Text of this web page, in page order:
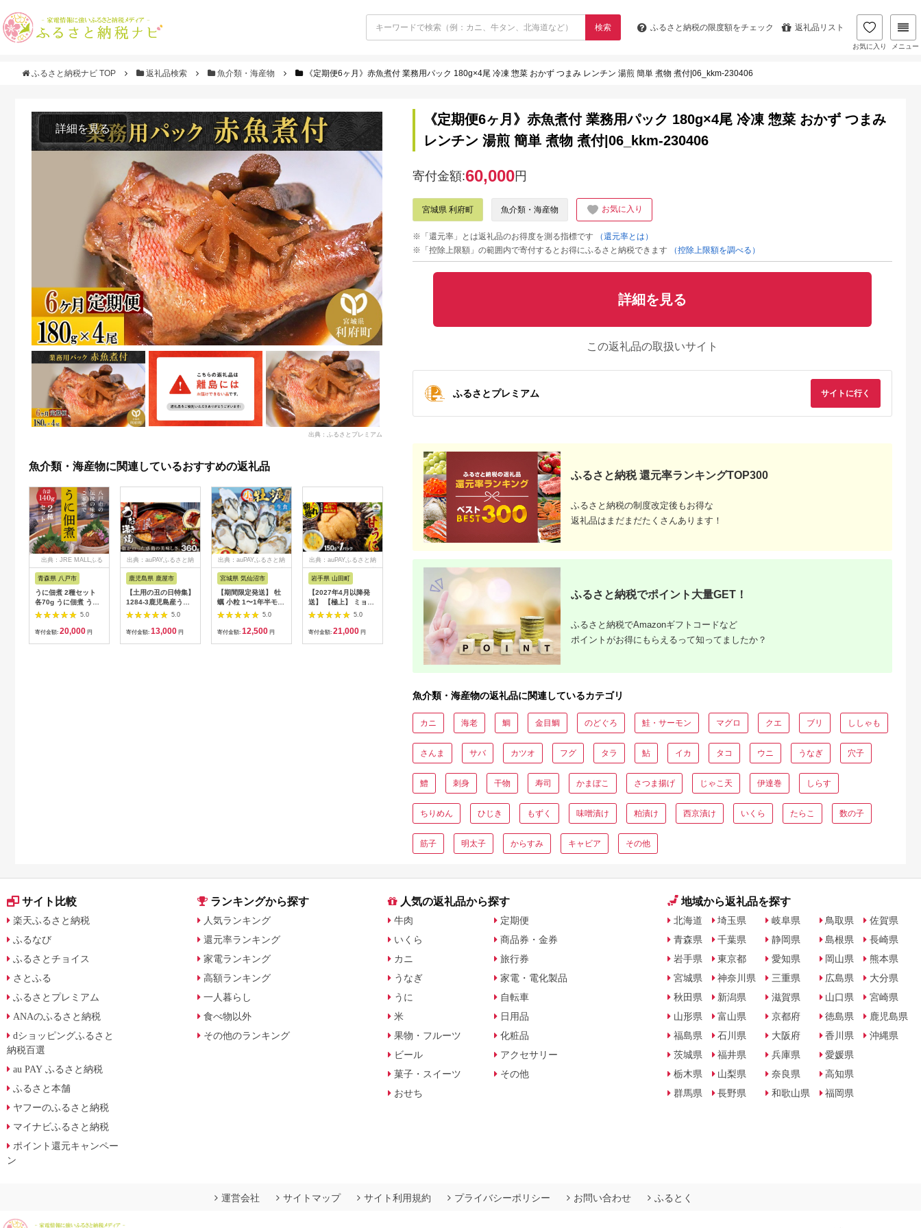
検索 ふるさと納税の限度額をチェック 返礼品リスト
お気に入り メニュー
ふるさと納税ナビ TOP 返礼品検索 魚介類・海産物 《定期便6ヶ月》赤魚煮付 業務用パック 180g×4尾 冷凍 惣菜 おかず つまみ レンチン 湯煎 簡単 煮物 煮付|06_kkm-230406
詳細を見る
出典：ふるさとプレミアム
魚介類・海産物に関連しているおすすめの返礼品
出典：JRE MALLふる
さと納税
青森県 八戸市
うに佃煮 2種セット
各70g うに佃煮 うに
佃煮ゆず香味
5.0
寄付金額: 20,000 円
出典：auPAYふるさと納
税
鹿児島県 鹿屋市
【土用の丑の日特集】
1284-3鹿児島産うな
ぎ 合計
360g（180g×2尾）
清らかな地下水育
5.0
寄付金額: 13,000 円
出典：auPAYふるさと納
税
宮城県 気仙沼市
【期間限定発送】 牡
蠣 小粒 1〜1年半モノ
生食 殻付き牡蠣 約
2kg (約16〜22個入)
[住喜水産 宮城県 気仙
5.0
寄付金額: 12,500 円
出典：auPAYふるさと納
税
岩手県 山田町
【2027年4月以降発
送】 【極上】 ミョウ
バン不使用 国産 甘う
に 150g×1パック 三
陸産 川石水産 三陸山
5.0
寄付金額: 21,000 円
出典：auPAYふるさと納
税
北海道 えりも町
えりも【マルデン特
製】北海道産鮭ジャー
キー(チーズ入り）
80g×5袋【er002-
5.0
11,000 円
出典：ふるさとプレミ
佐賀県 上峰町
ット 一汐さば おろし
大根付き F-1255.0
寄付金額:42,000円
出典：ふるなび
北海道産ほっけ一夜干
し(450～499g)×3枚_
の至宝 ホッケ 干物 焼
魚 焼き魚 白身魚 セッ
ト ひもの 魚干物 一人
島】【1548439】
17,000
出典：ふるなび
天然 クエ 鍋セット
600g 冷凍 クエ
25,000
出典：auPAYふるさと納
まみ 晩酌 贈答 お土産
出典：auPAYふるさと
《定期便6ヶ月》赤魚煮付 業務用パック 180g×4尾 冷凍 惣菜 おかず つまみ
レンチン 湯煎 簡単 煮物 煮付|06_kkm-230406
寄付金額:60,000円
宮城県 利府町 魚介類・海産物 お気に入り
※「還元率」とは返礼品のお得度を測る指標です
（還元率とは）
※「控除上限額」の範囲内で寄付するとお得にふるさと納税できます
（控除上限額を調べる）
詳細を見る
この返礼品の取扱いサイト
ふるさとプレミアム サイトに行く
ふるさと納税 還元率ランキングTOP300
ふるさと納税の制度改定後もお得な
返礼品はまだまだたくさんあります！
ふるさと納税でポイント大量GET！
ふるさと納税でAmazonギフトコードなど
ポイントがお得にもらえるって知ってましたか？
魚介類・海産物の返礼品に関連しているカテゴリ
カニ 海老 鯛 金目鯛 のどぐろ 鮭・サーモン マグロ クエ ブリ ししゃも
さんま サバ カツオ フグ タラ 鮎 イカ タコ ウニ うなぎ 穴子
鱧 刺身 干物 寿司 かまぼこ さつま揚げ じゃこ天 伊達巻 しらす
ちりめん ひじき もずく 味噌漬け 粕漬け 西京漬け いくら たらこ 数の子
筋子 明太子 からすみ キャビア その他
サイト比較
楽天ふるさと納税
ふるなび
ふるさとチョイス
さとふる
ふるさとプレミアム
ANAのふるさと納税
dショッピングふるさと
納税百選
au PAY ふるさと納税
ふるさと本舗
ヤフーのふるさと納税
マイナビふるさと納税
ポイント還元キャンペー
ン
ランキングから探す
人気ランキング
還元率ランキング
家電ランキング
高額ランキング
一人暮らし
食べ物以外
その他のランキング
人気の返礼品から探す
牛肉
いくら
カニ
うなぎ
うに
米
果物・フルーツ
ビール
菓子・スイーツ
おせち
定期便
商品券・金券
旅行券
家電・電化製品
自転車
日用品
化粧品
アクセサリー
その他
地域から返礼品を探す
北海道
青森県
岩手県
宮城県
秋田県
山形県
福島県
茨城県
栃木県
群馬県
埼玉県
千葉県
東京都
神奈川県
新潟県
富山県
石川県
福井県
山梨県
長野県
岐阜県
静岡県
愛知県
三重県
滋賀県
京都府
大阪府
兵庫県
奈良県
和歌山県
鳥取県
島根県
岡山県
広島県
山口県
徳島県
香川県
愛媛県
高知県
福岡県
佐賀県
長崎県
熊本県
大分県
宮崎県
鹿児島県
沖縄県
運営会社 サイトマップ サイト利用規約 プライバシーポリシー お問い合わせ ふるとく